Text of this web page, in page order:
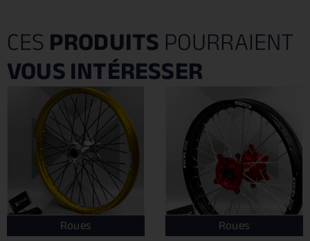
CESPRODUITSPOURRAIENT
VOUS INTÉRESSER
Roues Roues